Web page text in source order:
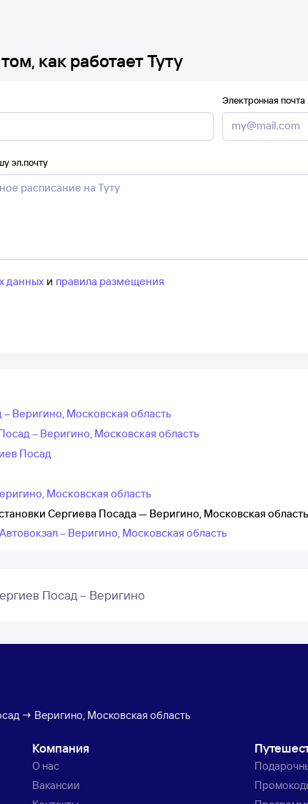
как работает Туту
Электронная почта
эл.почту
данных и правила размещения
Веригино, Московская область
– Веригино, Московская область
Посад
Московская область
Сергиева Посада — Веригино, Московская область
– Веригино, Московская область
Посад – Веригино
→ Веригино, Московская область
Компания
О нас
Вакансии